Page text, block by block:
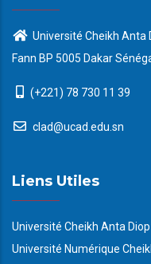
Université Cheikh Anta
Fann BP 5005 Dakar
(+221) 78 730 11 39
clad@ucad.edu.sn
Liens Utiles
Université Cheikh Anta Diop
Université Numérique